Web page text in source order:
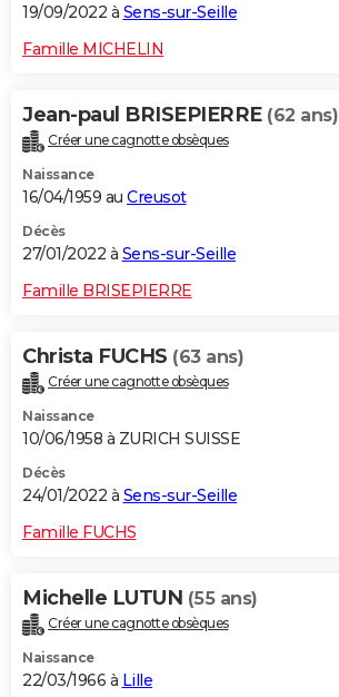
19/09/2022 à Sens-sur-Seille
Famille MICHELIN
Jean-paul BRISEPIERRE (62 ans)
Créer une cagnotte obsèques
Naissance
16/04/1959 au Creusot
Décès
27/01/2022 à Sens-sur-Seille
Famille BRISEPIERRE
Christa FUCHS (63 ans)
Créer une cagnotte obsèques
Naissance
10/06/1958 à ZURICH SUISSE
Décès
24/01/2022 à Sens-sur-Seille
Famille FUCHS
Michelle LUTUN (55 ans)
Créer une cagnotte obsèques
Naissance
22/03/1966 à Lille